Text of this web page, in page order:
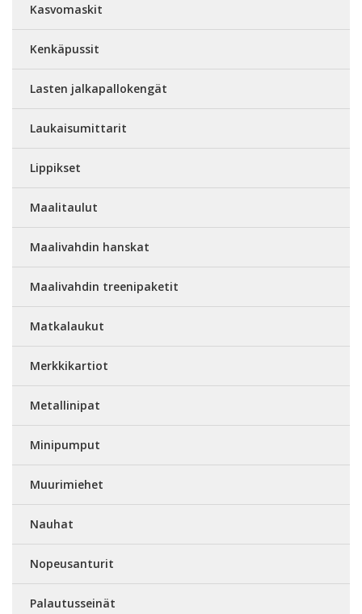
Kasvomaskit
Kenkäpussit
Lasten jalkapallokengät
Laukaisumittarit
Lippikset
Maalitaulut
Maalivahdin hanskat
Maalivahdin treenipaketit
Matkalaukut
Merkkikartiot
Metallinipat
Minipumput
Muurimiehet
Nauhat
Nopeusanturit
Palautusseinät